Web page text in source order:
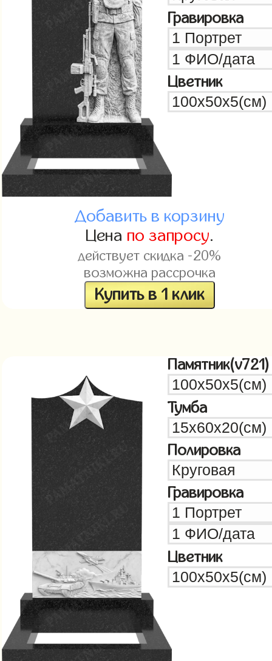
Гравировка
Цветник
Добавить в корзину
Цена по запросу.
действует скидка -20%
возможна рассрочка
Купить в 1 клик
Памятник(v721)
Тумба
Полировка
Гравировка
Цветник